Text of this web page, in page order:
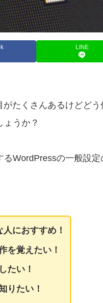
LINE
たくさんあるけどど
うか？
WordPressの一般設
におすすめ！
を覚えたい！
たい！
りたい！